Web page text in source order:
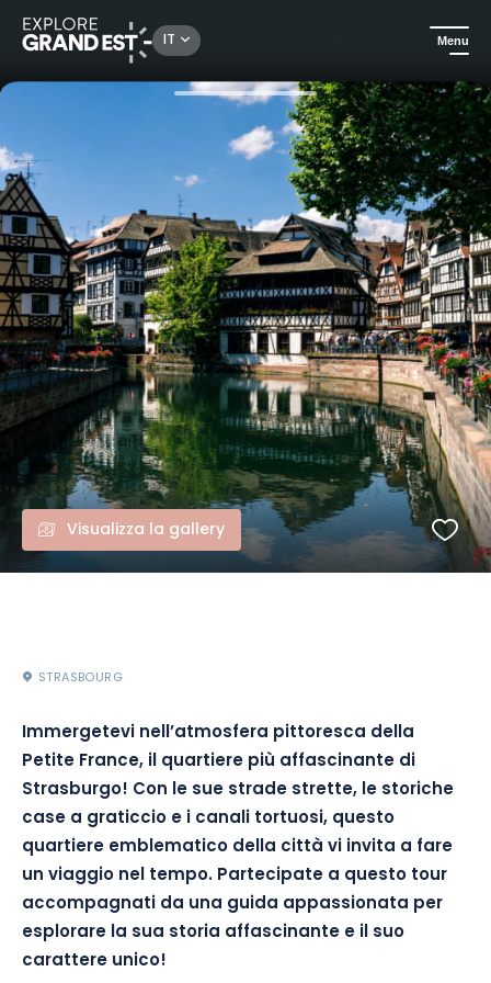
IT Menu
In città Visita guidata della Petite France, un quartiere pieno di fascino
Visualizza la gallery
STRASBOURG
Immergetevi nell’atmosfera pittoresca della
Petite France, il quartiere più affascinante di
Strasburgo! Con le sue strade strette, le storiche
case a graticcio e i canali tortuosi, questo
quartiere emblematico della città vi invita a fare
un viaggio nel tempo. Partecipate a questo tour
accompagnati da una guida appassionata per
esplorare la sua storia affascinante e il suo
carattere unico!